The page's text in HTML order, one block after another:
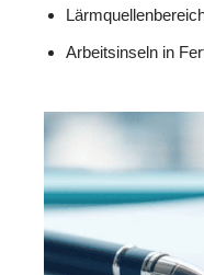
Arbeitsinseln in